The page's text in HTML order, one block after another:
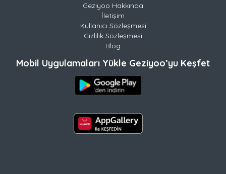
Geziyoo Hakkında
İletişim
Kullanıcı Sözleşmesi
Gizlilik Sözleşmesi
Blog
Mobil Uygulamaları Yükle Geziyoo’yu Keşfet